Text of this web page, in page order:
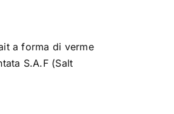
a forma di verme
S.A.F (Salt